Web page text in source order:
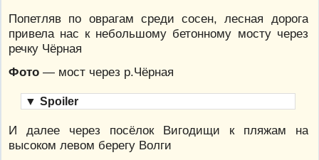
Попетляв по оврагам среди сосен, лесная дорога
привела нас к небольшому бетонному мосту через
речку Чёрная
Фото — мост через р.Чёрная
▼ Spoiler
И далее через посёлок Вигодищи к пляжам на
высоком левом берегу Волги